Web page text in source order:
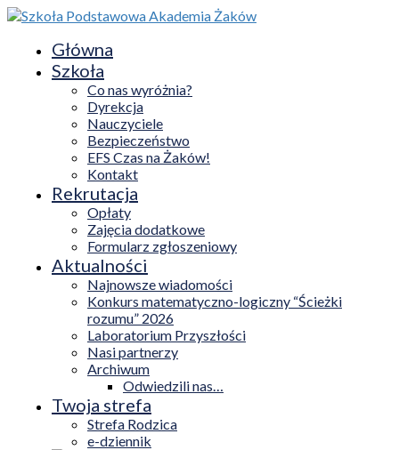
Główna
Szkoła
Co nas wyróżnia?
Dyrekcja
Nauczyciele
Bezpieczeństwo
EFS Czas na Żaków!
Kontakt
Rekrutacja
Opłaty
Zajęcia dodatkowe
Formularz zgłoszeniowy
Aktualności
Najnowsze wiadomości
Konkurs matematyczno-logiczny “Ścieżki
rozumu” 2026
Laboratorium Przyszłości
Nasi partnerzy
Archiwum
Odwiedzili nas…
Twoja strefa
Strefa Rodzica
e-dziennik